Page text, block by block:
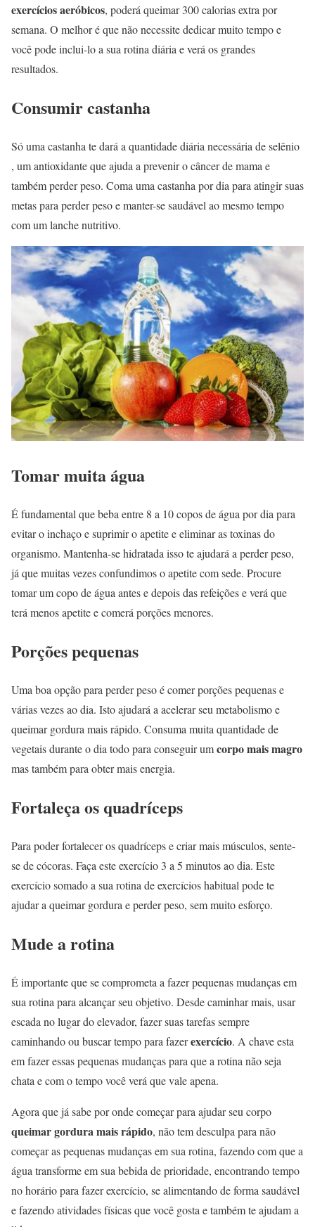
exercícios aeróbicos, poderá queimar 300 calorias extra por
semana. O melhor é que não necessite dedicar muito tempo e
você pode inclui-lo a sua rotina diária e verá os grandes
resultados.
Consumir castanha
Só uma castanha te dará a quantidade diária necessária de selênio
, um antioxidante que ajuda a prevenir o câncer de mama e
também perder peso. Coma uma castanha por dia para atingir suas
metas para perder peso e manter-se saudável ao mesmo tempo
com um lanche nutritivo.
Tomar muita água
É fundamental que beba entre 8 a 10 copos de água por dia para
evitar o inchaço e suprimir o apetite e eliminar as toxinas do
organismo. Mantenha-se hidratada isso te ajudará a perder peso,
já que muitas vezes confundimos o apetite com sede. Procure
tomar um copo de água antes e depois das refeições e verá que
terá menos apetite e comerá porções menores.
Porções pequenas
Uma boa opção para perder peso é comer porções pequenas e
várias vezes ao dia. Isto ajudará a acelerar seu metabolismo e
queimar gordura mais rápido. Consuma muita quantidade de
vegetais durante o dia todo para conseguir umcorpo mais magro
mas também para obter mais energia.
Fortaleça os quadríceps
Para poder fortalecer os quadríceps e criar mais músculos, sente-
se de cócoras. Faça este exercício 3 a 5 minutos ao dia. Este
exercício somado a sua rotina de exercícios habitual pode te
ajudar a queimar gordura e perder peso, sem muito esforço.
Mude a rotina
É importante que se comprometa a fazer pequenas mudanças em
sua rotina para alcançar seu objetivo. Desde caminhar mais, usar
escada no lugar do elevador, fazer suas tarefas sempre
caminhando ou buscar tempo para fazerexercício. A chave esta
em fazer essas pequenas mudanças para que a rotina não seja
chata e com o tempo você verá que vale apena.
Agora que já sabe por onde começar para ajudar seu corpo
queimar gordura mais rápido, não tem desculpa para não
começar as pequenas mudanças em sua rotina, fazendo com que a
água transforme em sua bebida de prioridade, encontrando tempo
no horário para fazer exercício, se alimentando de forma saudável
e fazendo atividades físicas que você gosta e também te ajudam a